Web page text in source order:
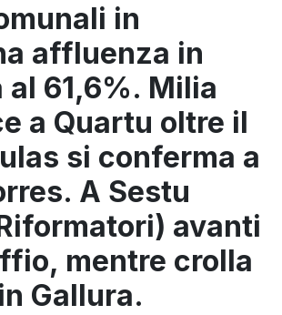
in
affluenza in
61,6%. Milia
a Quartu oltre il
si conferma a
A Sestu
avanti
mentre crolla
Gallura.